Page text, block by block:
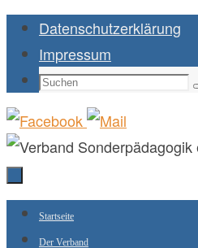
Zum
Inhalt
springen
Datenschutzerklärung
Impressum
Suchen
Zum
Inhalt
Startseite
Der Verband